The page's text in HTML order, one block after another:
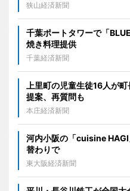
狭山経済新聞
千葉ポートタワーで「
焼き料理提供
千葉経済新聞
上里町の児童生徒16人が
提案、再質問も
本庄経済新聞
河内小阪の「cuisine
替わりで
東大阪経済新聞